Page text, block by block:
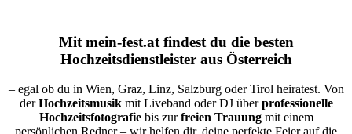
Mit mein-fest.atfindest du die besten
Hochzeitsdienstleister aus Österreich
– egal ob du in Wien, Graz, Linz, Salzburg oder Tirol heiratest. Von
derHochzeitsmusikmit Liveband oder DJ überprofessionelle
Hochzeitsfotografiebis zurfreien Trauungmit einem